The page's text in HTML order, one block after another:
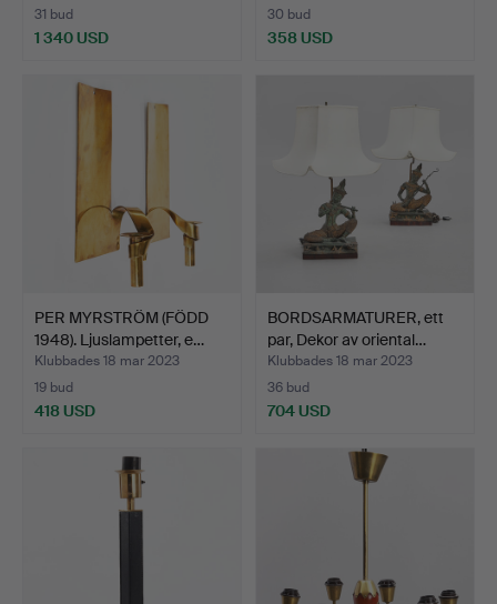
31 bud
1 340 USD
30 bud
358 USD
PER MYRSTRÖM (FÖDD
1948). Ljuslampetter, e…
Klubbades 18 mar 2023
19 bud
418 USD
BORDSARMATURER, ett
par, Dekor av oriental…
Klubbades 18 mar 2023
36 bud
704 USD